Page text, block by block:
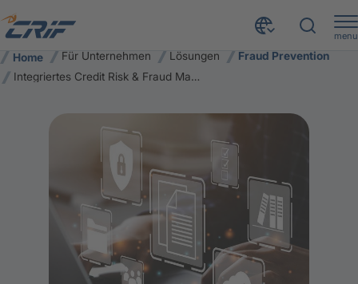
menu
Home Für Unternehmen Lösungen
Fraud Prevention
Integriertes Credit Risk & Fraud Management